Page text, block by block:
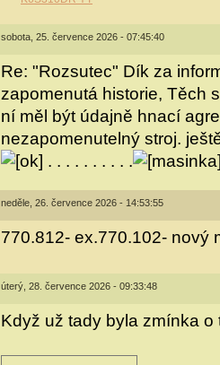
sobota, 25. července 2026 - 07:45:40
Re: "Rozsutec" Dík za
zapomenutá historie, Těch
ní měl být údajně hnací
nezapomenutelný stroj.
. . . . . . . . . .
neděle, 26. července 2026 - 14:53:55
770.812- ex.770.102- nový
úterý, 28. července 2026 - 09:33:48
Když už tady byla zmínka o